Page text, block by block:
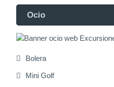
Ocio
Bolera
Mini Golf